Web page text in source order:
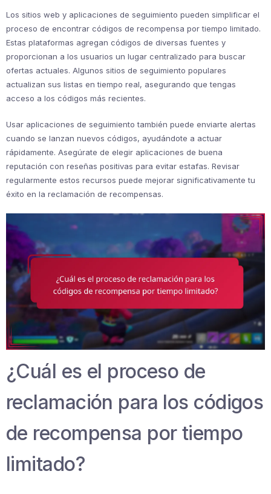
Los sitios web y aplicaciones de seguimiento pueden simplificar el
proceso de encontrar códigos de recompensa por tiempo limitado.
Estas plataformas agregan códigos de diversas fuentes y
proporcionan a los usuarios un lugar centralizado para buscar
ofertas actuales. Algunos sitios de seguimiento populares
actualizan sus listas en tiempo real, asegurando que tengas
acceso a los códigos más recientes.
Usar aplicaciones de seguimiento también puede enviarte alertas
cuando se lanzan nuevos códigos, ayudándote a actuar
rápidamente. Asegúrate de elegir aplicaciones de buena
reputación con reseñas positivas para evitar estafas. Revisar
regularmente estos recursos puede mejorar significativamente tu
éxito en la reclamación de recompensas.
¿Cuál es el proceso de
reclamación para los códigos
de recompensa por tiempo
limitado?